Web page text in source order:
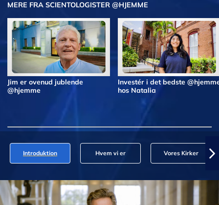
MERE FRA SCIENTOLOGISTER @HJEMME
Jim er ovenud jublende
@hjemme
Investér i det bedste
hos Natalia
Introduktion Hvem vi er Vores Kirker